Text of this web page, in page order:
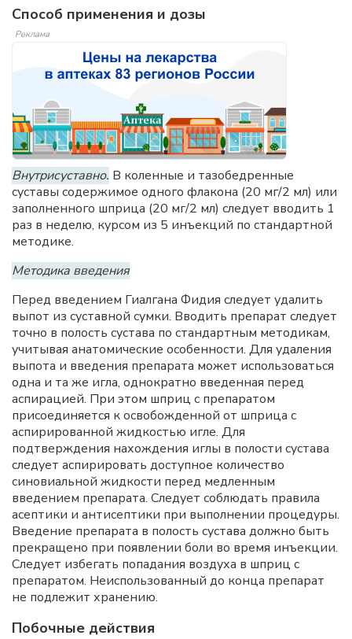
Способ применения и дозы
Реклама
Внутрисуставно. В коленные и тазобедренные
суставы содержимое одного флакона (20 мг/2 мл) или
заполненного шприца (20 мг/2 мл) следует вводить 1
раз в неделю, курсом из 5 инъекций по стандартной
методике.
Методика введения
Перед введением Гиалгана Фидия следует удалить
выпот из суставной сумки. Вводить препарат следует
точно в полость сустава по стандартным методикам,
учитывая анатомические особенности. Для удаления
выпота и введения препарата может использоваться
одна и та же игла, однократно введенная перед
аспирацией. При этом шприц с препаратом
присоединяется к освобожденной от шприца с
аспирированной жидкостью игле. Для
подтверждения нахождения иглы в полости сустава
следует аспирировать доступное количество
синовиальной жидкости перед медленным
введением препарата. Следует соблюдать правила
асептики и антисептики при выполнении процедуры.
Введение препарата в полость сустава должно быть
прекращено при появлении боли во время инъекции.
Следует избегать попадания воздуха в шприц с
препаратом. Неиспользованный до конца препарат
не подлежит хранению.
Побочные действия